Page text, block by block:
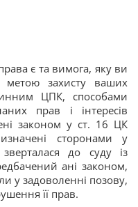
є та вимога, яку ви
метою захисту ваших
ЦПК, способами
прав і інтересів
законом у ст. 16 ЦК
сторонами у
до суду із
ані законом,
у задоволенні позову,
її прав.